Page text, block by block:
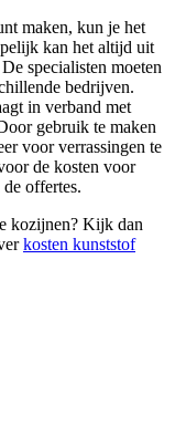
maken, kun je het
kan het altijd uit
specialisten moeten
bedrijven.
in verband met
gebruik te maken
voor verrassingen te
de kosten voor
offertes.
kozijnen? Kijk dan
kosten kunststof